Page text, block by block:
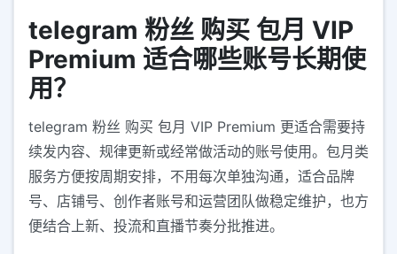
telegram 粉丝 购买 包月 VIP
Premium 适合哪些账号长期使
用？
telegram 粉丝 购买 包月 VIP Premium 更适合需要持
续发内容、规律更新或经常做活动的账号使用。包月类
服务方便按周期安排，不用每次单独沟通，适合品牌
号、店铺号、创作者账号和运营团队做稳定维护，也方
便结合上新、投流和直播节奏分批推进。